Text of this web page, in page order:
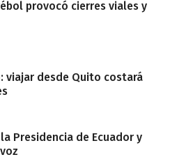
provocó cierres viales y
viajar desde Quito costará
Presidencia de Ecuador y